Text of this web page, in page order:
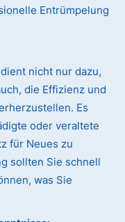
Entrümpelung
nicht nur dazu,
die Effizienz und
Es
oder veraltete
für Neues zu
sollten Sie schnell
was Sie